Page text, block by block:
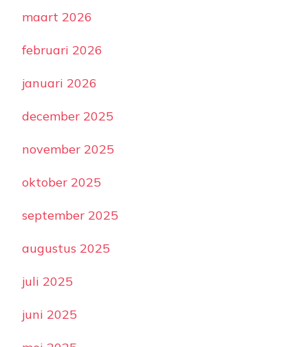
maart 2026
februari 2026
januari 2026
december 2025
november 2025
oktober 2025
september 2025
augustus 2025
juli 2025
juni 2025